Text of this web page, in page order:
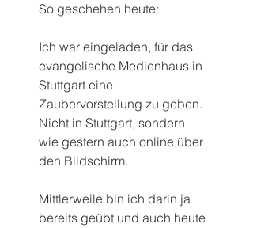
So geschehen heute:
Ich war eingeladen, für das
evangelische Medienhaus in
Stuttgart eine
Zaubervorstellung zu geben.
Nicht in Stuttgart, sondern
wie gestern auch online über
den Bildschirm.
Mittlerweile bin ich darin ja
bereits geübt und auch heute